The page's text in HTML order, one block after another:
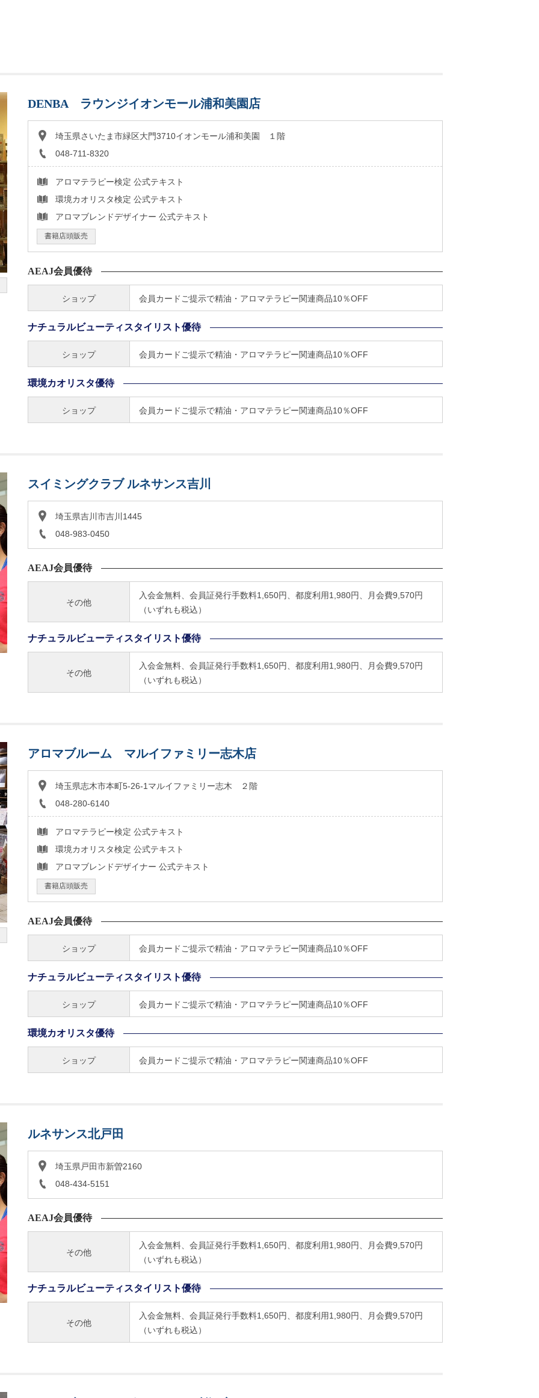
DENBA ラウンジイオンモール浦和美園店
埼玉県さいたま市緑区大門3710イオンモール浦和美園 １階
048-711-8320
アロマテラピー検定 公式テキスト
環境カオリスタ検定 公式テキスト
アロマブレンドデザイナー 公式テキスト
書籍店頭販売
AEAJ会員優待
ショップ 会員カードご提示で精油・アロマテラピー関連商品10％OFF
ナチュラルビューティスタイリスト優待
ショップ 会員カードご提示で精油・アロマテラピー関連商品10％OFF
環境カオリスタ優待
ショップ 会員カードご提示で精油・アロマテラピー関連商品10％OFF
スイミングクラブ ルネサンス吉川
埼玉県吉川市吉川1445
048-983-0450
AEAJ会員優待
その他
入会金無料、会員証発行手数料1,650円、都度利用1,980円、月会費9,570円
（いずれも税込）
ナチュラルビューティスタイリスト優待
その他
入会金無料、会員証発行手数料1,650円、都度利用1,980円、月会費9,570円
（いずれも税込）
アロマブルーム マルイファミリー志木店
埼玉県志木市本町5-26-1マルイファミリー志木 ２階
048-280-6140
アロマテラピー検定 公式テキスト
環境カオリスタ検定 公式テキスト
アロマブレンドデザイナー 公式テキスト
書籍店頭販売
AEAJ会員優待
ショップ 会員カードご提示で精油・アロマテラピー関連商品10％OFF
ナチュラルビューティスタイリスト優待
ショップ 会員カードご提示で精油・アロマテラピー関連商品10％OFF
環境カオリスタ優待
ショップ 会員カードご提示で精油・アロマテラピー関連商品10％OFF
ルネサンス北戸田
埼玉県戸田市新曽2160
048-434-5151
AEAJ会員優待
その他
入会金無料、会員証発行手数料1,650円、都度利用1,980円、月会費9,570円
（いずれも税込）
ナチュラルビューティスタイリスト優待
その他
入会金無料、会員証発行手数料1,650円、都度利用1,980円、月会費9,570円
（いずれも税込）